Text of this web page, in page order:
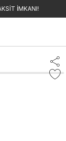
İMKANI!